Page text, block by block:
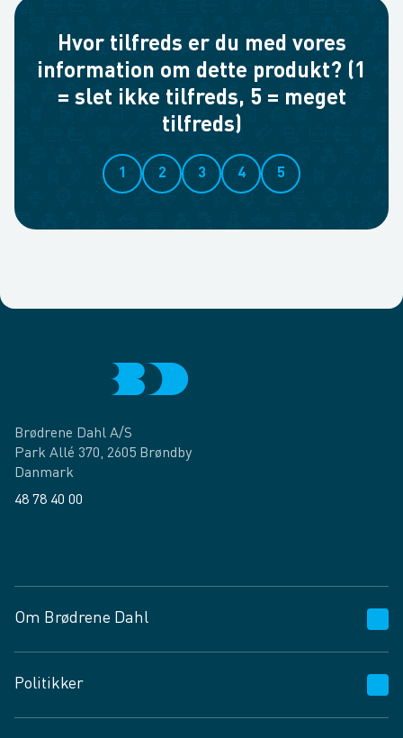
Hvor tilfreds er du med vores
information om dette produkt? (1
= slet ikke tilfreds, 5 = meget
tilfreds)
1 2 3 4 5
Brødrene Dahl A/S
Park Allé 370, 2605 Brøndby
Danmark
48 78 40 00
Om Brødrene Dahl
Vagttelefon 30 10 89 89
Spørgsmål og svar
Politikker